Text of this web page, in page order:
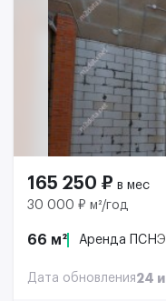
165 250 ₽ в мес
30 000 ₽ м²/год
66 м² Аренда ПСН
Дата обновления24